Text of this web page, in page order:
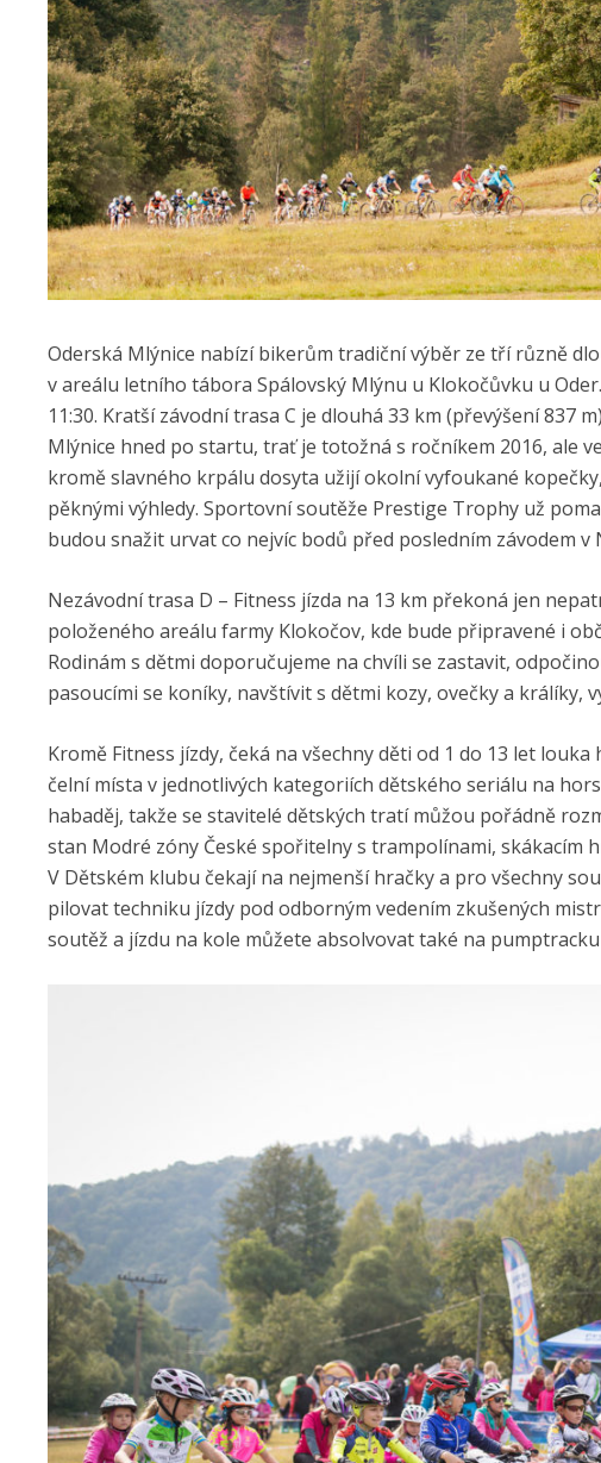
Oderská Mlýnice nabízí bikerům tradiční výběr ze tří různě
v areálu letního tábora Spálovský Mlýnu u Klokočůvku u
11:30. Kratší závodní trasa C je dlouhá 33 km (převýšení 837
Mlýnice hned po startu, trať je totožná s ročníkem 2016, ale
kromě slavného krpálu dosyta užijí okolní vyfoukané
pěknými výhledy. Sportovní soutěže Prestige Trophy už
budou snažit urvat co nejvíc bodů před posledním závodem v
Nezávodní trasa D – Fitness jízda na 13 km překoná jen
položeného areálu farmy Klokočov, kde bude připravené i
Rodinám s dětmi doporučujeme na chvíli se zastavit,
pasoucími se koníky, navštívit s dětmi kozy, ovečky a králíky,
Kromě Fitness jízdy, čeká na všechny děti od 1 do 13 let
čelní místa v jednotlivých kategoriích dětského seriálu na
habaděj, takže se stavitelé dětských tratí můžou pořádně
stan Modré zóny České spořitelny s trampolínami, skákacím
V Dětském klubu čekají na nejmenší hračky a pro všechny
pilovat techniku jízdy pod odborným vedením zkušených
soutěž a jízdu na kole můžete absolvovat také na